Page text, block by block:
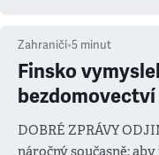
Zahraničí•5 minut
Finsko
bezdomovectví
DOBRÉ ZPRÁVY
náročný současně: